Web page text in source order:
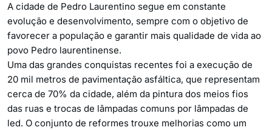
A cidade de Pedro Laurentino segue em constante
evolução e desenvolvimento, sempre com o objetivo de
favorecer a população e garantir mais qualidade de vida ao
povo Pedro laurentinense.
Uma das grandes conquistas recentes foi a execução de
20 mil metros de pavimentação asfáltica, que representam
cerca de 70% da cidade, além da pintura dos meios fios
das ruas e trocas de lâmpadas comuns por lâmpadas de
led. O conjunto de reformes trouxe melhorias como um